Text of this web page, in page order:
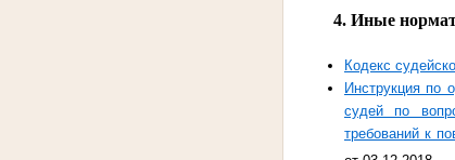
4. Иные
Кодекс
Инструкция по
судей по
требований к